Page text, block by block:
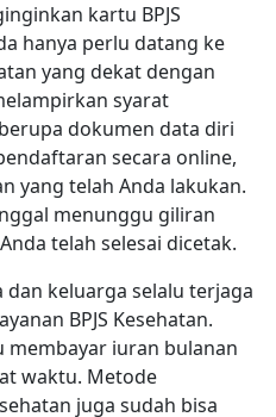
kartu BPJS
hanya perlu datang ke
yang dekat dengan
syarat
dokumen data diri
secara online,
yang telah Anda lakukan.
menunggu giliran
telah selesai dicetak.
keluarga selalu terjaga
BPJS Kesehatan.
membayar iuran bulanan
waktu. Metode
juga sudah bisa